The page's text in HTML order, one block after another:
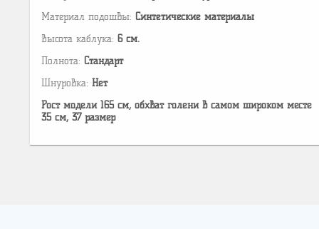
Материал подошвы: Cинтетические материалы
Высота каблука: 6 см.
Полнота: Стандарт
Шнуровка: Нет
Рост модели 165 см, обхват голени в самом широком месте
35 см, 37 размер